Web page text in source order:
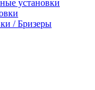
установки
/ Бризеры